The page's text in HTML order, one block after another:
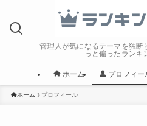
管理人が気になるテーマを独断
っと偏ったランキ
ホーム プロフィー
ホーム プロフィール